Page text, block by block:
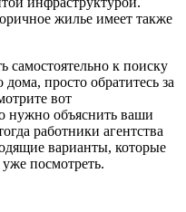
жилье имеет также
самостоятельно к поиску
просто обратитесь за
вот
нужно объяснить ваши
работники агентства
варианты, которые
посмотреть.